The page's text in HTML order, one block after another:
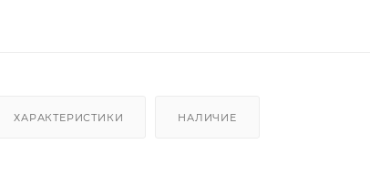
ХАРАКТЕРИСТИКИ НАЛИЧИЕ